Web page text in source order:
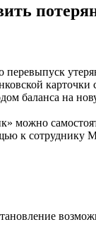
перевыпуск
карточки
баланса на
можно
к сотруднику